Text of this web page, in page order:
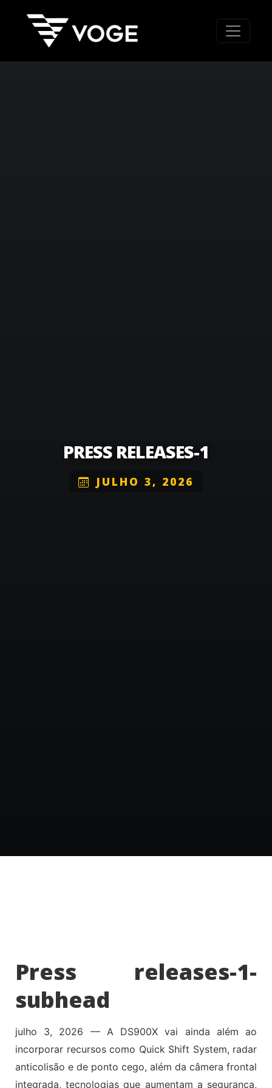
PRESS RELEASES-1
JULHO 3, 2026
Press releases-1-
subhead
julho 3, 2026 —A DS900X vai ainda além ao
incorporar recursos como Quick Shift System, radar
anticolisão e de ponto cego, além da câmera frontal
integrada, tecnologias que aumentam a segurança,